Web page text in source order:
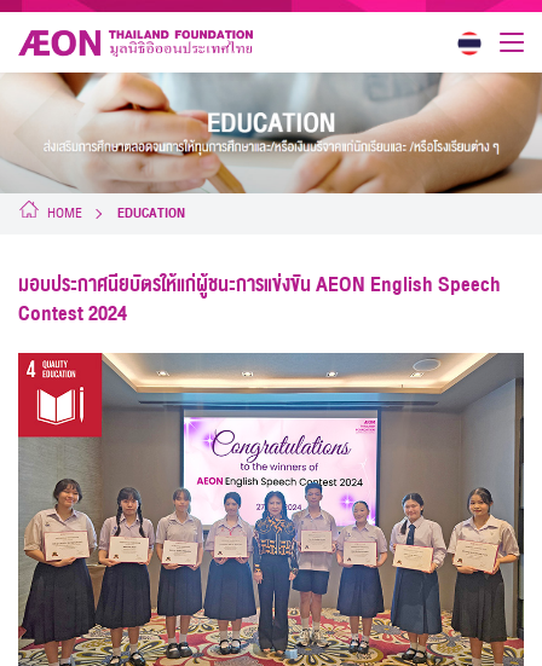
HOME EDUCATION
มอบประกาศนียบัตรให้แก่ผู้ชนะการแข่งขัน AEON English Speech
Contest 2024